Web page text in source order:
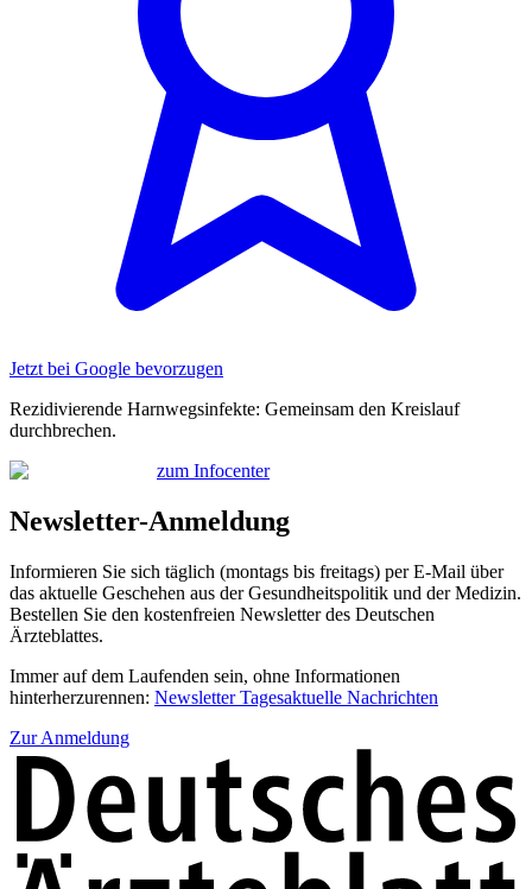
Jetzt bei Google bevorzugen
Rezidivierende Harnwegsinfekte: Gemeinsam den Kreislauf
durchbrechen.
zum Infocenter
Newsletter-Anmeldung
Informieren Sie sich täglich (montags bis freitags) per E-Mail über
das aktuelle Geschehen aus der Gesundheitspolitik und der Medizin.
Bestellen Sie den kostenfreien Newsletter des Deutschen
Ärzteblattes.
Immer auf dem Laufenden sein, ohne Informationen
hinterherzurennen: Newsletter Tagesaktuelle Nachrichten
Zur Anmeldung